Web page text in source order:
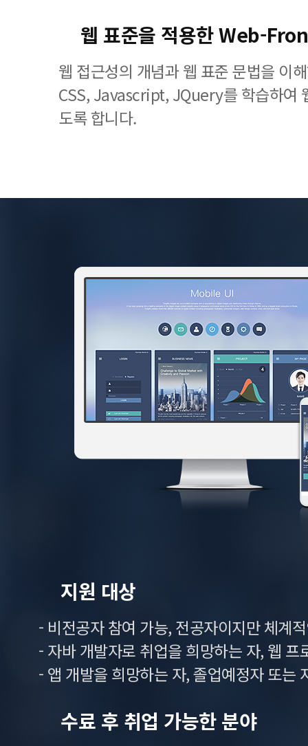
웹 표준을 적용한 Web-
웹 접근성의 개념과 웹 표준 문법을 이
CSS, Javascript, JQuery를 학습하여
도록 합니다.
지원 대상
- 비전공자 참여 가능, 전공자이지만 체계
- 자바 개발자로 취업을 희망하는 자, 웹 프
- 앱 개발을 희망하는 자, 졸업예정자 또는
수료 후 취업 가능한 분야